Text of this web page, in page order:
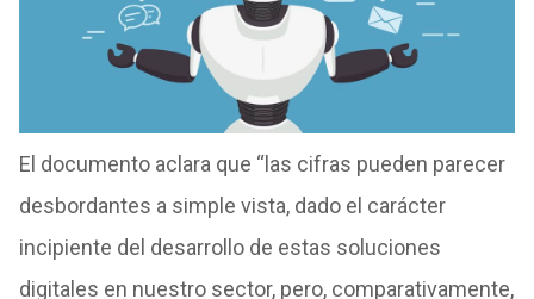
El documento aclara que “las cifras pueden parecer
desbordantes a simple vista, dado el carácter
incipiente del desarrollo de estas soluciones
digitales en nuestro sector, pero, comparativamente,